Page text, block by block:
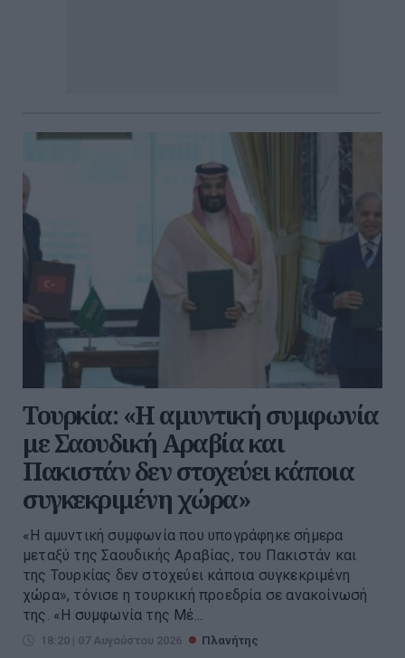
Τουρκία: «Η αμυντική συμφωνία
με Σαουδική Αραβία και
Πακιστάν δεν στοχεύει κάποια
συγκεκριμένη χώρα»
«Η αμυντική συμφωνία που υπογράφηκε σήμερα
μεταξύ της Σαουδικής Αραβίας, του Πακιστάν και
της Τουρκίας δεν στοχεύει κάποια συγκεκριμένη
χώρα», τόνισε η τουρκική προεδρία σε ανακοίνωσή
της. «Η συμφωνία της Μέ...
18:20 | 07 Αυγούστου 2026 Πλανήτης